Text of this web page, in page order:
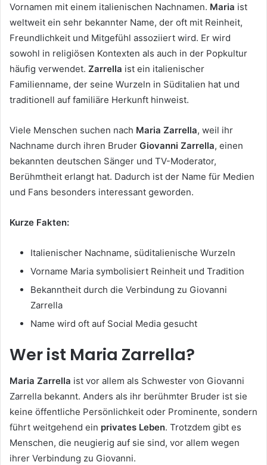
Vornamen mit einem italienischen Nachnamen. Maria ist
weltweit ein sehr bekannter Name, der oft mit Reinheit,
Freundlichkeit und Mitgefühl assoziiert wird. Er wird
sowohl in religiösen Kontexten als auch in der Popkultur
häufig verwendet. Zarrella ist ein italienischer
Familienname, der seine Wurzeln in Süditalien hat und
traditionell auf familiäre Herkunft hinweist.
Viele Menschen suchen nach Maria Zarrella, weil ihr
Nachname durch ihren Bruder Giovanni Zarrella, einen
bekannten deutschen Sänger und TV-Moderator,
Berühmtheit erlangt hat. Dadurch ist der Name für Medien
und Fans besonders interessant geworden.
Kurze Fakten:
Italienischer Nachname, süditalienische Wurzeln
Vorname Maria symbolisiert Reinheit und Tradition
Bekanntheit durch die Verbindung zu Giovanni
Zarrella
Name wird oft auf Social Media gesucht
Wer ist Maria Zarrella?
Maria Zarrella ist vor allem als Schwester von Giovanni
Zarrella bekannt. Anders als ihr berühmter Bruder ist sie
keine öffentliche Persönlichkeit oder Prominente, sondern
führt weitgehend ein privates Leben. Trotzdem gibt es
Menschen, die neugierig auf sie sind, vor allem wegen
ihrer Verbindung zu Giovanni.